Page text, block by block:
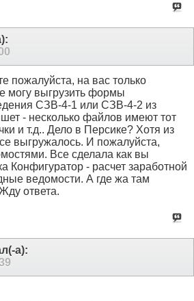
пожалуйста, на вас только
могу выгрузить формы
СЗВ-4-1 или СЗВ-4-2 из
- несколько файлов имеют тот
и т.д.. Дело в Персике? Хотя из
выгружалось. И пожалуйста,
Все сделала как вы
Конфигуратор - расчет заработной
ведомости. А где жа там
ответа.
а):